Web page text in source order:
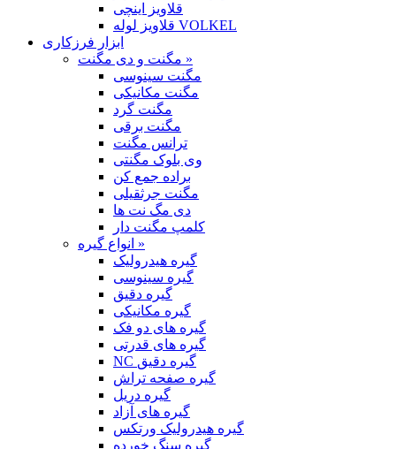
قلاویز اینچی
قلاویز لوله VOLKEL
ابزار فرزکاری
مگنت و دی مگنت »
مگنت سینوسی
مگنت مکانیکی
مگنت گرد
مگنت برقی
ترانس مگنت
وی بلوک مگنتی
براده جمع کن
مگنت جرثقیلی
دی مگ نت ها
کلمپ مگنت دار
انواع گیره »
گیره هیدرولیک
گیره سینوسی
گیره دقیق
گیره مکانیکی
گیره های دو فک
گیره های قدرتی
NC گیره دقیق
گیره صفحه تراش
گیره دریل
گیره های آزاد
گیره هیدرولیک ورتکس
گیره سنگ خورده